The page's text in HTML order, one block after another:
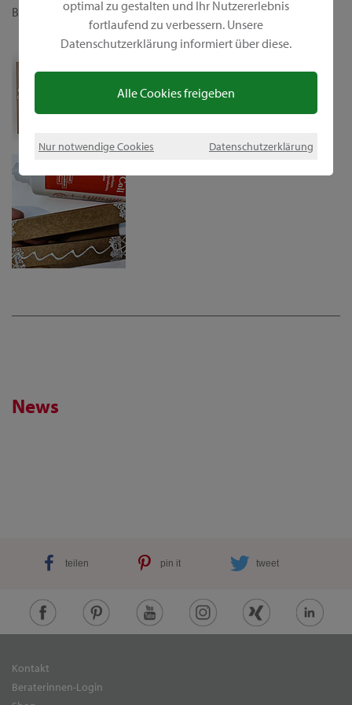
optimal zu gestalten und Ihr Nutzererlebnis
fortlaufend zu verbessern. Unsere
Datenschutzerklärung informiert über diese.
Alle Cookies freigeben
Nur notwendige Cookies Datenschutzerklärung
Bastelideen für dich.
News
teilen pin it tweet
Kontakt
Beraterinnen-Login